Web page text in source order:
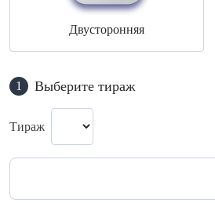
Двусторонняя
1 Выберите тираж
Тираж